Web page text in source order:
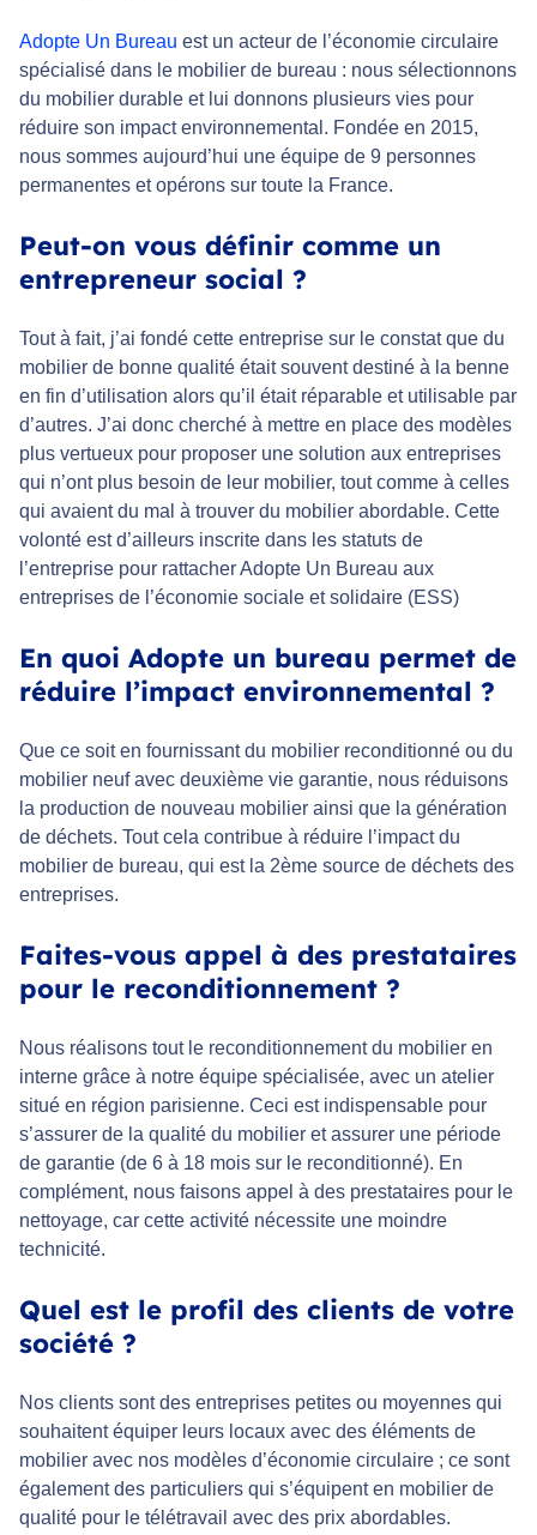
Adopte Un Bureau est un acteur de l’économie circulaire
spécialisé dans le mobilier de bureau : nous sélectionnons
du mobilier durable et lui donnons plusieurs vies pour
réduire son impact environnemental. Fondée en 2015,
nous sommes aujourd’hui une équipe de 9 personnes
permanentes et opérons sur toute la France.
Peut-on vous définir comme un
entrepreneur social ?
Tout à fait, j’ai fondé cette entreprise sur le constat que du
mobilier de bonne qualité était souvent destiné à la benne
en fin d’utilisation alors qu’il était réparable et utilisable par
d’autres. J’ai donc cherché à mettre en place des modèles
plus vertueux pour proposer une solution aux entreprises
qui n’ont plus besoin de leur mobilier, tout comme à celles
qui avaient du mal à trouver du mobilier abordable. Cette
volonté est d’ailleurs inscrite dans les statuts de
l’entreprise pour rattacher Adopte Un Bureau aux
entreprises de l’économie sociale et solidaire (ESS)
En quoi Adopte un bureau permet de
réduire l’impact environnemental ?
Que ce soit en fournissant du mobilier reconditionné ou du
mobilier neuf avec deuxième vie garantie, nous réduisons
la production de nouveau mobilier ainsi que la génération
de déchets. Tout cela contribue à réduire l’impact du
mobilier de bureau, qui est la 2ème source de déchets des
entreprises.
Faites-vous appel à des prestataires
pour le reconditionnement ?
Nous réalisons tout le reconditionnement du mobilier en
interne grâce à notre équipe spécialisée, avec un atelier
situé en région parisienne. Ceci est indispensable pour
s’assurer de la qualité du mobilier et assurer une période
de garantie (de 6 à 18 mois sur le reconditionné). En
complément, nous faisons appel à des prestataires pour le
nettoyage, car cette activité nécessite une moindre
technicité.
Quel est le profil des clients de votre
société ?
Nos clients sont des entreprises petites ou moyennes qui
souhaitent équiper leurs locaux avec des éléments de
mobilier avec nos modèles d’économie circulaire ; ce sont
également des particuliers qui s’équipent en mobilier de
qualité pour le télétravail avec des prix abordables.